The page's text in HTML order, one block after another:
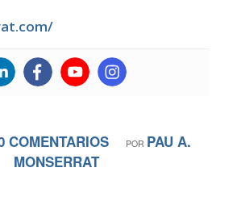
COMENTARIOS
/ POR PAU A.
MONSERRAT